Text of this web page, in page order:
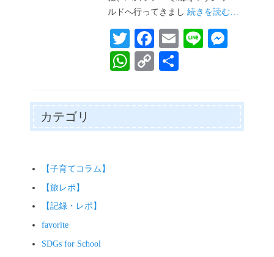
ルドへ行ってきまし続きを読む…
T
wi
tte
r
Fa
ce
bo
ok
E
Li
ng
er
W
ts
C
y
カテゴリ
【子育てコラム】
【旅レポ】
【記録・レポ】
favorite
SDGs for School